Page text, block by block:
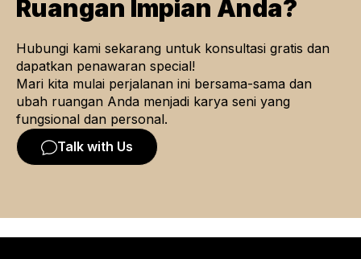
Ruangan Impian Anda?
Hubungi kami sekarang untuk konsultasi gratis dan
dapatkan penawaran special!
Mari kita mulai perjalanan ini bersama-sama dan
ubah ruangan Anda menjadi karya seni yang
fungsional dan personal.
Talk with Us